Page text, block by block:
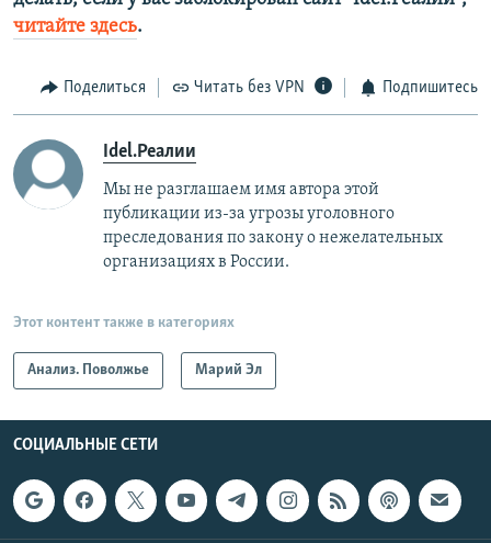
читайте здесь.
Поделиться Читать без VPN Подпишитесь
Idel.Реалии
Мы не разглашаем имя автора этой
публикации из-за угрозы уголовного
преследования по закону о нежелательных
организациях в России.
Этот контент также в категориях
Анализ. Поволжье Марий Эл
СОЦИАЛЬНЫЕ СЕТИ